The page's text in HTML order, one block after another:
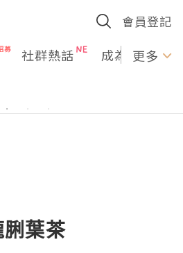
會員登記
社群熱話 成為U更多
葉茶